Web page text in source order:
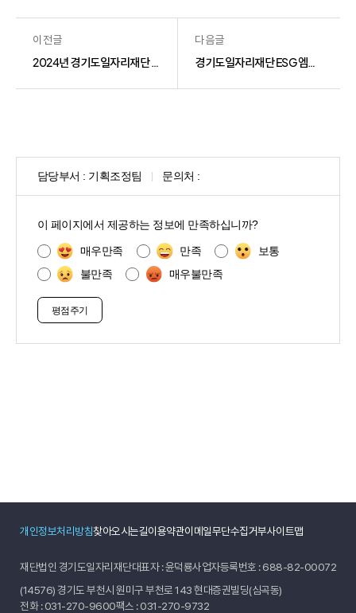
이전글
2024년 경기도일자리재단 ESG 경영 공시
다음글
경기도일자리재단 ESG 엠버서더 활동을 소개합니다!
담당부서 : 기획조정팀 문의처 :
이 페이지에서 제공하는 정보에 만족하십니까?
매우만족 만족
보통
불만족
매우불만족
개인정보처리방침찾아오시는길이용약관이메일무단수집거부사이트맵
재단법인 경기도일자리재단대표자 : 윤덕룡사업자등록번호 : 688-82-00072
(14576) 경기도 부천시 원미구 부천로 143 현대증권빌딩(심곡동)
전화 :031-270-9600팩스 : 031-270-9732